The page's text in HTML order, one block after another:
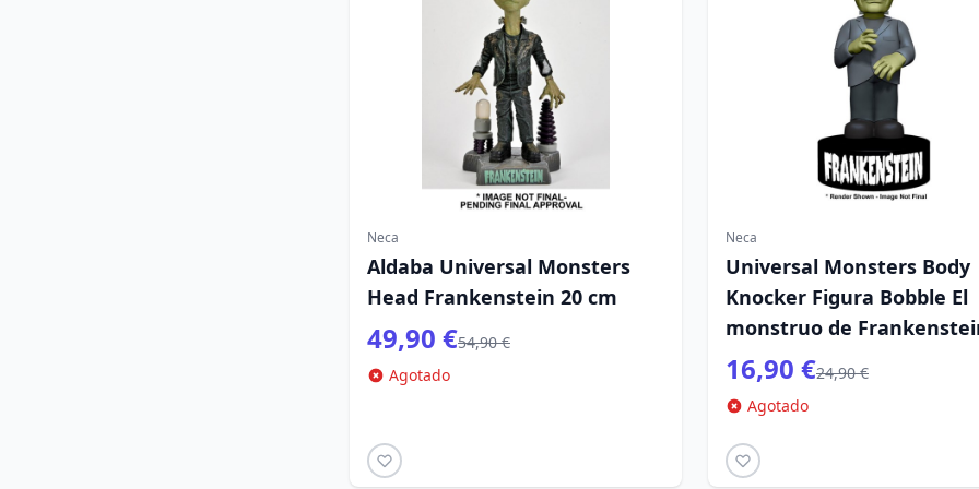
Neca
Aldaba Universal Monsters
Head Frankenstein 20 cm
49,90 €54,90 €
Agotado
Neca
Universal Monsters Body
Knocker Figura Bobble El
monstruo de
cm
16,90 €24,90 €
Agotado